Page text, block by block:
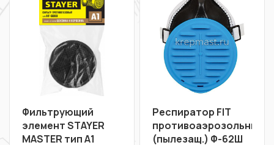
Фильтрующий
элемент STAYER
MASTER тип А1
Респиратор FIT
противоаэрозольный
(пылезащ.) Ф-62Ш